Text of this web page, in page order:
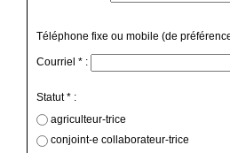
Téléphone fixe ou mobile (de
Courriel * :
Statut * :
agriculteur-trice
conjoint-e collaborateur-trice